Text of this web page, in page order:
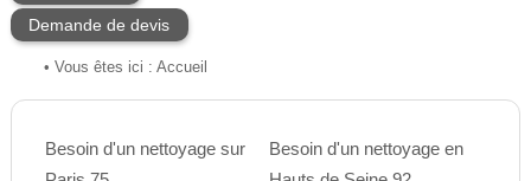
Demande de devis
• Vous êtes ici : Accueil
Besoin d'un nettoyage sur
Besoin d'un nettoyage en